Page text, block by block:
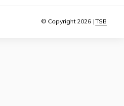
© Copyright 2026 | TSB